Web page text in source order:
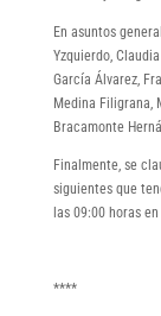
En asuntos
Yzquierdo,
García Álvarez,
Medina Filigrana,
Bracamonte
Finalmente, se
siguientes que
las 09:00 horas
****